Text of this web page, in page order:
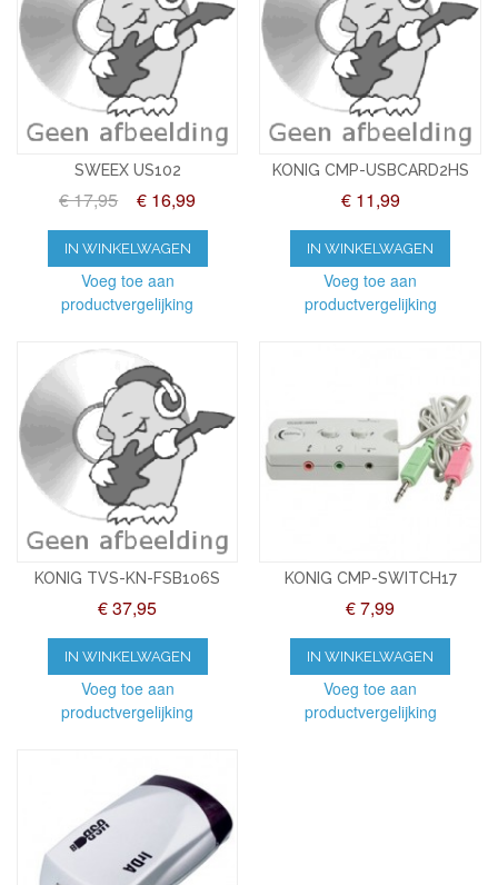
SWEEX US102
€ 17,95 € 16,99
IN WINKELWAGEN
Voeg toe aan
productvergelijking
KONIG CMP-USBCARD2HS
€ 11,99
IN WINKELWAGEN
Voeg toe aan
productvergelijking
KONIG TVS-KN-FSB106S
€ 37,95
IN WINKELWAGEN
Voeg toe aan
productvergelijking
KONIG CMP-SWITCH17
€ 7,99
IN WINKELWAGEN
Voeg toe aan
productvergelijking